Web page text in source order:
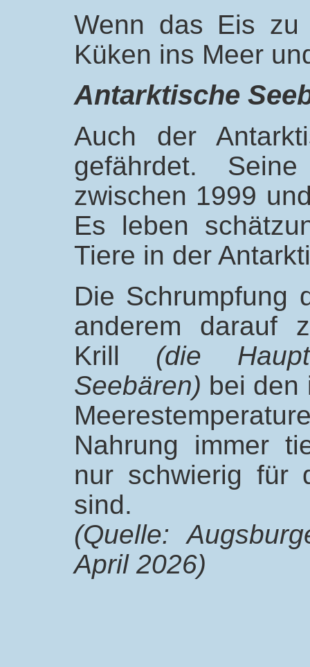
Wenn das Eis zu
Küken ins Meer
Antarktische
Auch der
gefährdet.
zwischen 1999
Es leben
Tiere in der
Die Schrumpfung
anderem darauf
Krill (die
Seebären) bei den
Nahrung immer
nur schwierig für
sind.
(Quelle:
April 2026)